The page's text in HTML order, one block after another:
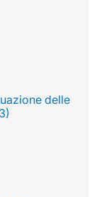
delle